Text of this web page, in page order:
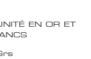
EN OR ET